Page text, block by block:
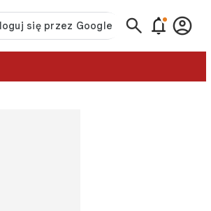
  